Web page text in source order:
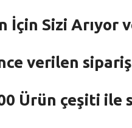
İçin Sizi Arıyor
verilen
Ürün çeşiti